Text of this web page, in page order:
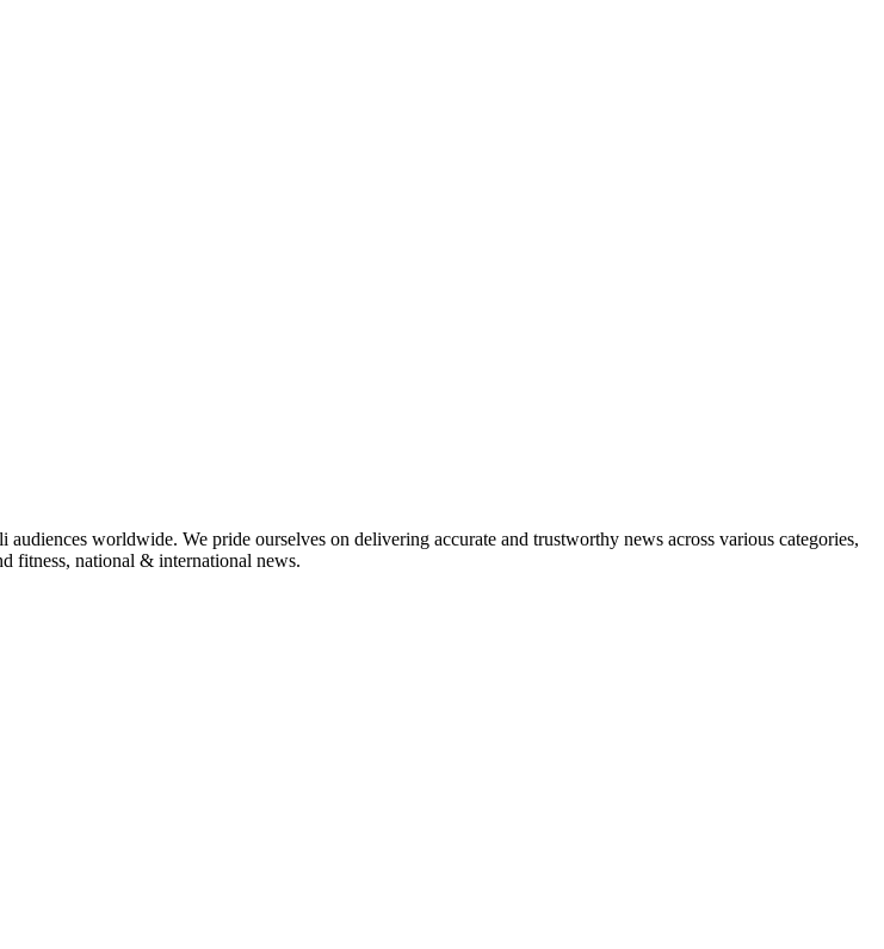
worldwide. We pride ourselves on delivering accurate and trustworthy news across various categories,
fitness, national & international news.